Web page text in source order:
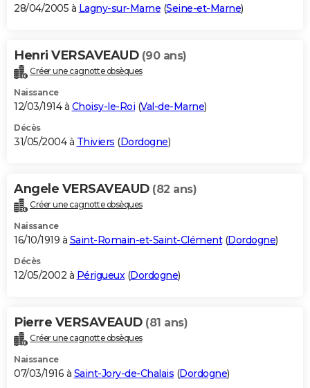
28/04/2005 à Lagny-sur-Marne (Seine-et-Marne)
Henri VERSAVEAUD (90 ans)
Créer une cagnotte obsèques
Naissance
12/03/1914 à Choisy-le-Roi (Val-de-Marne)
Décès
31/05/2004 à Thiviers (Dordogne)
Angele VERSAVEAUD (82 ans)
Créer une cagnotte obsèques
Naissance
16/10/1919 à Saint-Romain-et-Saint-Clément(Dordogne)
Décès
12/05/2002 à Périgueux(Dordogne)
Pierre VERSAVEAUD (81 ans)
Créer une cagnotte obsèques
Naissance
07/03/1916 à Saint-Jory-de-Chalais (Dordogne)